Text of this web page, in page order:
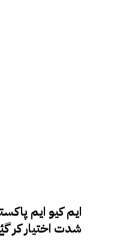
ایم کیو ایم
شدت اختیار کر